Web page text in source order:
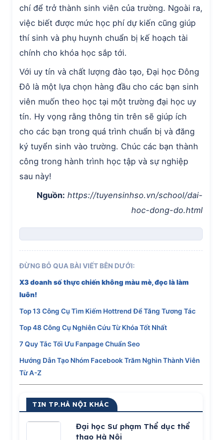
chí để trở thành sinh viên của trường. Ngoài ra,
việc biết được mức học phí dự kiến cũng giúp
thí sinh và phụ huynh chuẩn bị kế hoạch tài
chính cho khóa học sắp tới.
Với uy tín và chất lượng đào tạo, Đại học Đông
Đô là một lựa chọn hàng đầu cho các bạn sinh
viên muốn theo học tại một trường đại học uy
tín. Hy vọng rằng thông tin trên sẽ giúp ích
cho các bạn trong quá trình chuẩn bị và đăng
ký tuyển sinh vào trường. Chúc các bạn thành
công trong hành trình học tập và sự nghiệp
sau này!
Nguồn: https://tuyensinhso.vn/school/dai-
hoc-dong-do.html
ĐỪNG BỎ QUA BÀI VIẾT BÊN DƯỚI:
X3 doanh số thực chiến không màu mè, đọc là làm
luôn!
Top 13 Công Cụ Tìm Kiếm Hottrend Để Tăng Tương Tác
Top 48 Công Cụ Nghiên Cứu Từ Khóa Tốt Nhất
7 Quy Tắc Tối Ưu Fanpage Chuẩn Seo
Hướng Dẫn Tạo Nhóm Facebook Trăm Nghìn Thành Viên
Từ A-Z
TIN TP.HÀ NỘI KHÁC
Đại học Sư phạm Thể dục thể
thao Hà Nội